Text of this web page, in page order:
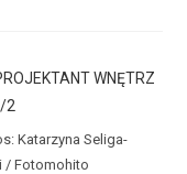
Katarzyna Seliga-
/ Fotomohito